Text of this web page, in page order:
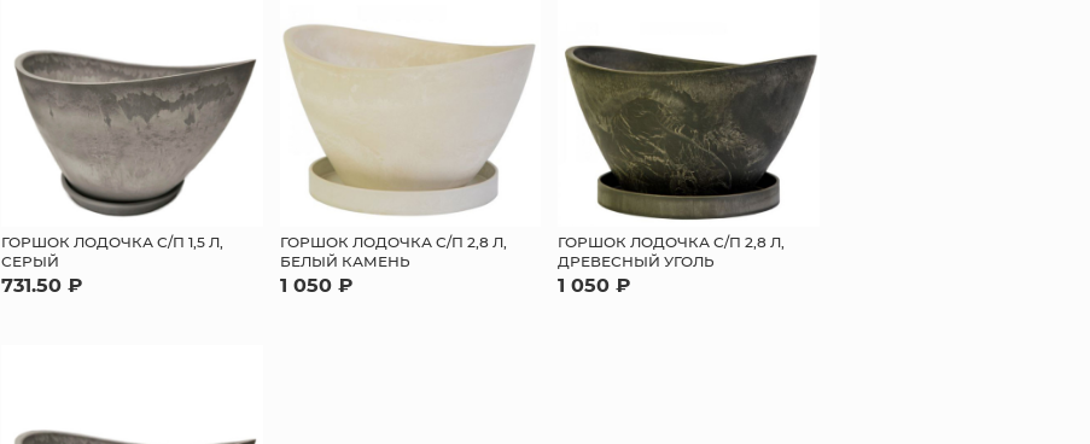
ГОРШОК ЛОДОЧКА С/П 1,5 Л,
СЕРЫЙ
731.50 ₽
ГОРШОК ЛОДОЧКА С/П 2,8 Л,
БЕЛЫЙ КАМЕНЬ
1 050 ₽
ГОРШОК ЛОДОЧКА С/П 2,8 Л,
ДРЕВЕСНЫЙ УГОЛЬ
1 050 ₽